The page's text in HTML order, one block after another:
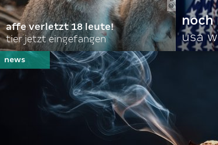
affe verletzt 18 leute!
tier jetzt eingefangen
noch
usa